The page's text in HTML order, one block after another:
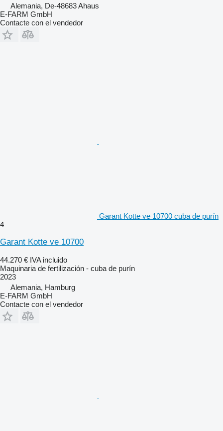
Alemania, De-48683 Ahaus
E-FARM GmbH
Contacte con el vendedor
Garant Kotte ve 10700 cuba de purín
4
Garant Kotte ve 10700
44.270 € IVA incluido
Maquinaria de fertilización - cuba de purín
2023
Alemania, Hamburg
E-FARM GmbH
Contacte con el vendedor